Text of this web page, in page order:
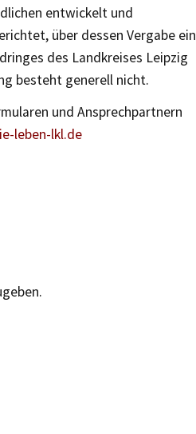
entwickelt und
über dessen Vergabe ein
des Landkreises Leipzig
besteht generell nicht.
und Ansprechpartnern
leben-lkl.de